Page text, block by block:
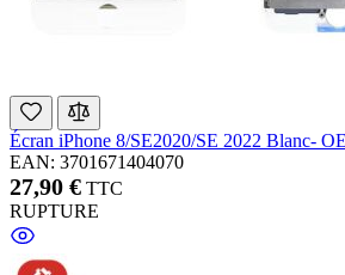
Écran iPhone 8/SE2020/SE 2022 Blanc-
EAN: 3701671404070
27,90 € TTC
RUPTURE